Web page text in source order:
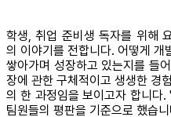
학생, 취업 준비생 독자를 위해
의 이야기를 전합니다. 어떻게 개
쌓아가며 성장하고 있는지를 들
장에 관한 구체적이고 생생한 경
의 한 과정임을 보이고자 합니다
팀원들의 평판을 기준으로 했습